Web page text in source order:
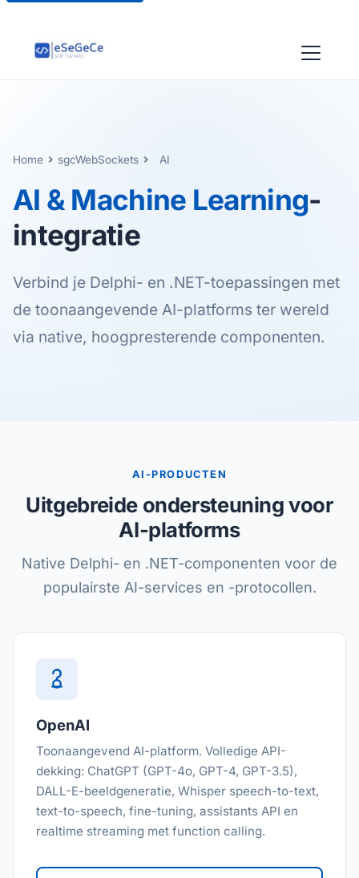
Home sgcWebSockets AI
AI & Machine Learning-
integratie
Verbind je Delphi- en .NET-toepassingen met
de toonaangevende AI-platforms ter wereld
via native, hoogpresterende componenten.
AI-PRODUCTEN
Uitgebreide ondersteuning voor
AI-platforms
Native Delphi- en .NET-componenten voor de
populairste AI-services en -protocollen.
OpenAI
Toonaangevend AI-platform. Volledige API-
dekking: ChatGPT (GPT-4o, GPT-4, GPT-3.5),
DALL-E-beeldgeneratie, Whisper speech-to-text,
text-to-speech, fine-tuning, assistants API en
realtime streaming met function calling.